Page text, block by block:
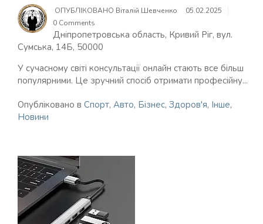
ОПУБЛІКОВАНО Віталій Шевченко
05.02.2025
0 Comments
Дніпропетровська область, Кривий Ріг, вул.
Сумська, 14Б, 50000
У сучасному світі консультації онлайн стають все більш
популярними. Це зручний спосіб отримати професійну...
Опубліковано в Спорт, Авто, Бізнес, Здоров'я, Інше,
Новини